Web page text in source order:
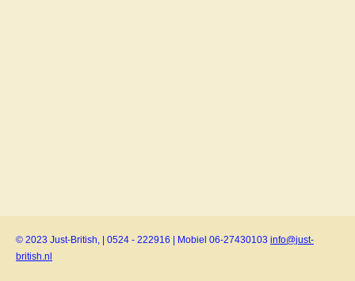
© 2023 Just-British, | 0524 - 222916 | Mobiel 06-27430103 info@just-
british.nl